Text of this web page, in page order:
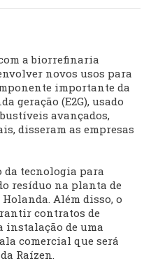
a biorrefinaria
novos usos para
importante da
geração (E2G), usado
avançados,
disseram as empresas
da tecnologia para
resíduo na planta de
Além disso, o
contratos de
instalação de uma
comercial que será
Raízen.